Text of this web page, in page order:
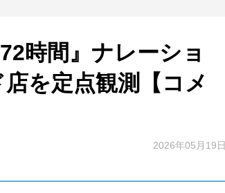
時間』ナレーショ
を定点観測【コメ
2026年05月19日